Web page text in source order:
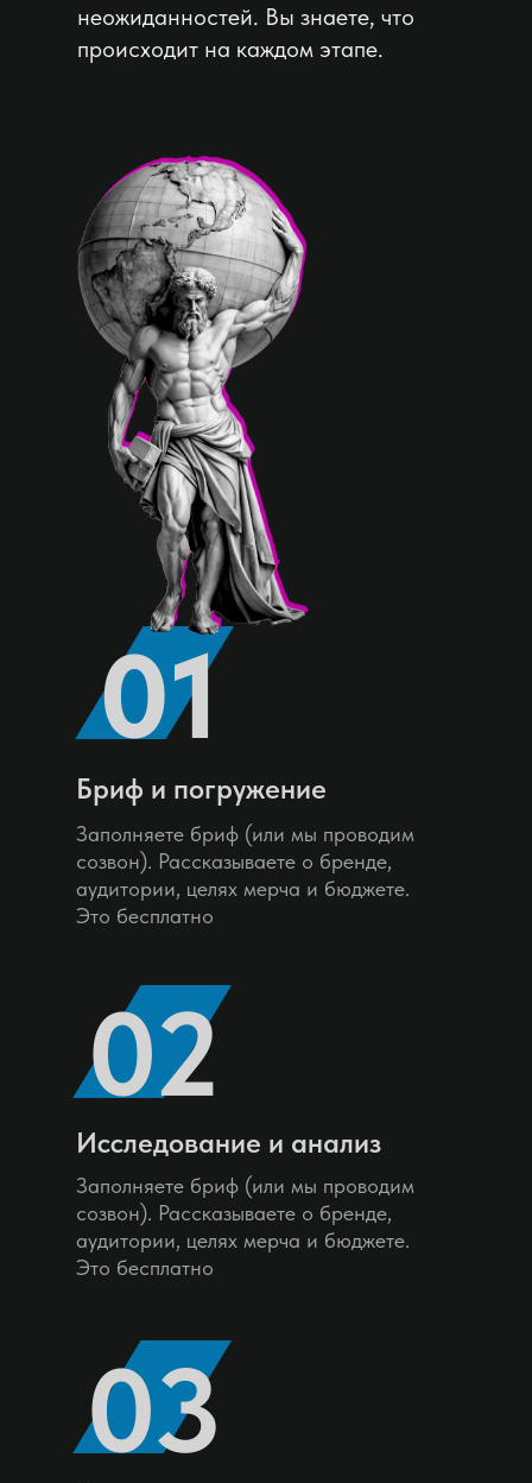
Бриф и погружение
Заполняете бриф (или мы проводим
созвон). Рассказываете о бренде,
аудитории, целях мерча и бюджете.
Это бесплатно
Заполняете бриф (или мы проводим
созвон). Рассказываете о бренде,
аудитории, целях мерча и бюджете.
Это бесплатно
Исследование и анализ
01
03
02
неожиданностей. Вы знаете, что
происходит на каждом этапе.